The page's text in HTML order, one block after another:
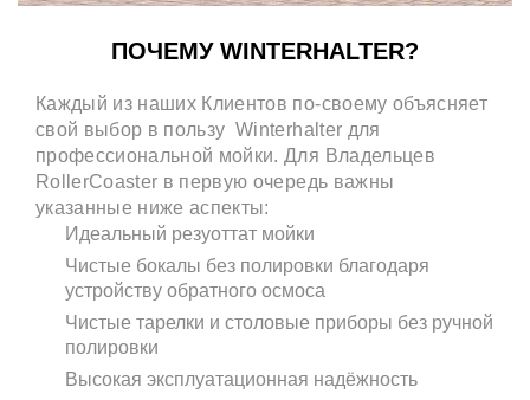
ПОЧЕМУ WINTERHALTER?
Каждый из наших Клиентов по-своему объясняет
свой выбор в пользу Winterhalter для
профессиональной мойки. Для Владельцев
RollerCoaster в первую очередь важны
указанные ниже аспекты:
Идеальный резуоттат мойки
Чистые бокалы без полировки благодаря
устройству обратного осмоса
Чистые тарелки и столовые приборы без ручной
полировки
Высокая эксплуатационная надёжность